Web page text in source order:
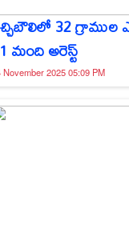
32 గ్రాముల
మంది అరెస్ట్
November 2025 05:09 PM